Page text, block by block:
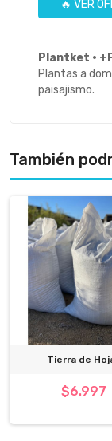
🔥 VER
Plantket ·
Plantas a
paisajismo.
También
Tierra de
$6.997